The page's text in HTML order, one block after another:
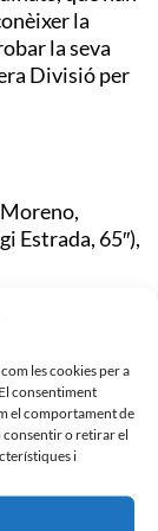
les cookies per a
consentiment
el comportament de
consentir o retirar el
i
la
la seva
Divisió per
Estrada, 65″),
Acosta,
(Raillo,
(15″): Elhadji.
Velillas.